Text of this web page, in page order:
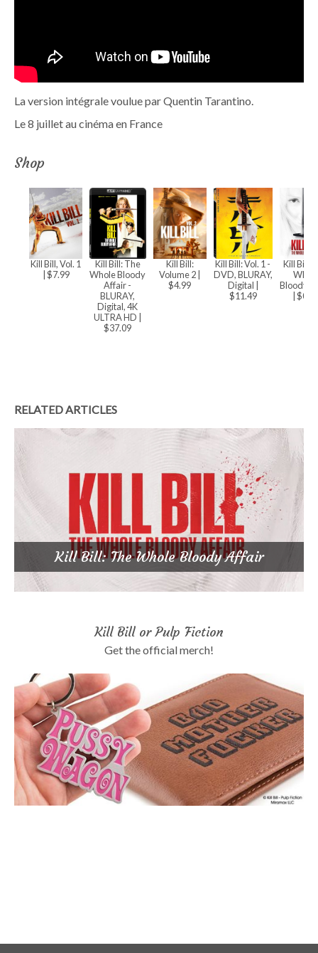
La version intégrale voulue par Quentin Tarantino.
Le 8 juillet au cinéma en France
Shop
Kill Bill, Vol. 1
| $7.99
Kill Bill: The
Whole Bloody
Affair -
BLURAY,
Digital, 4K
ULTRA HD
$37.09
Kill Bill:
Volume 2
$4.99
Kill Bill: Vol. 1 -
DVD, BLURAY,
Digital
$11.49
Kill Bill:
Bloody
|
RELATED ARTICLES
Kill Bill: The Whole Bloody Affair
Kill Bill or Pulp Fiction
Get the official merch!